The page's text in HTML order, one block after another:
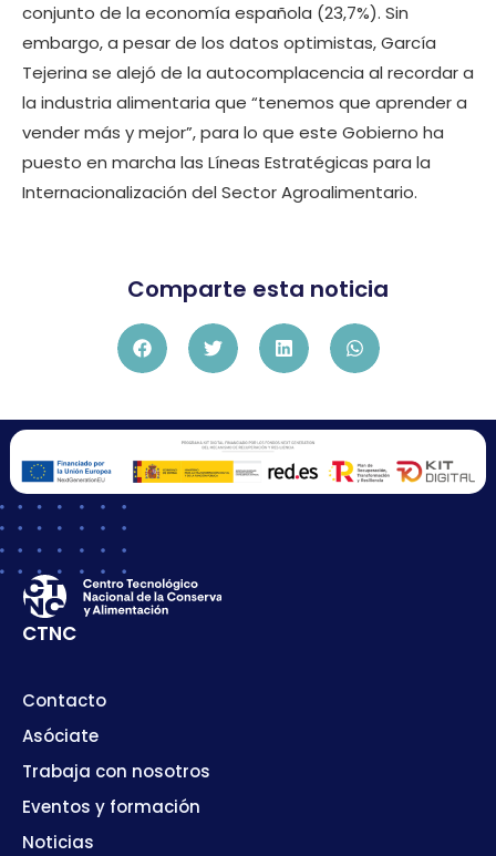
conjunto de la economía española (23,7%). Sin
embargo, a pesar de los datos optimistas, García
Tejerina se alejó de la autocomplacencia al recordar a
la industria alimentaria que “tenemos que aprender a
vender más y mejor”, para lo que este Gobierno ha
puesto en marcha las Líneas Estratégicas para la
Internacionalización del Sector Agroalimentario.
Comparte esta noticia
CTNC
Contacto
Asóciate
Trabaja con nosotros
Eventos y formación
Noticias